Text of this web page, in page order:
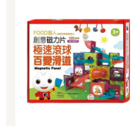
孩子一起迎接成長的過
堂開學季！爸媽好輕鬆
包、書套參展品全面5
元電子禮券 👉全站商